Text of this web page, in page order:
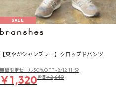
SALE
【爽やかシャンブレー】クロップドパンツ
期間限定セール50％OFF~8/12 11:59
￥1,320定価￥2,640